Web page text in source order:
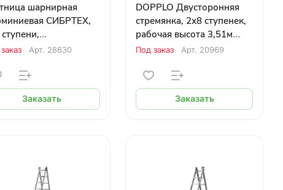
шарнирная
СИБРТЕХ,
высота
Арт. 28630
Заказать
DOPPLO Двусторонняя
стремянка, 2х8 ступенек,
рабочая высота 3,51м
KRAUSE
Под заказ Арт. 20969
Заказать